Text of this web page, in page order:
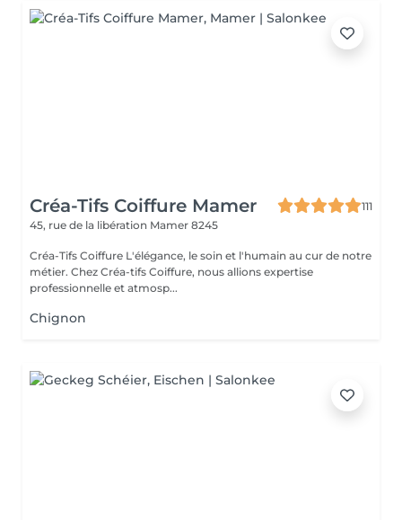
Créa-Tifs Coiffure Mamer
111
45, rue de la libération Mamer 8245
Créa-Tifs Coiffure L'élégance, le soin et l'humain au cur de notre
métier. Chez Créa-tifs Coiffure, nous allions expertise
professionnelle et atmosp...
Chignon